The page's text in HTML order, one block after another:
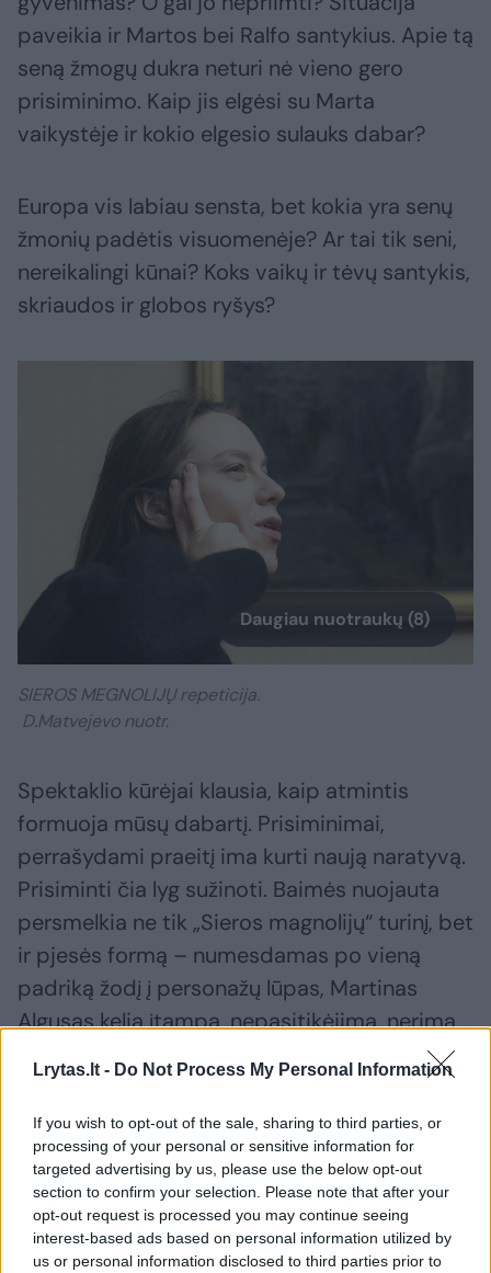
Lrytas.lt - Do Not Process My Personal Information
If you wish to opt-out of the sale, sharing to third parties, or
processing of your personal or sensitive information for
targeted advertising by us, please use the below opt-out
section to confirm your selection. Please note that after your
opt-out request is processed you may continue seeing
interest-based ads based on personal information utilized by
us or personal information disclosed to third parties prior to
paveikia ir Martos bei Ralfo santykius. Apie tą
seną žmogų dukra neturi nė vieno gero
prisiminimo. Kaip jis elgėsi su Marta
vaikystėje ir kokio elgesio sulauks dabar?
Europa vis labiau sensta, bet kokia yra senų
žmonių padėtis visuomenėje? Ar tai tik seni,
nereikalingi kūnai? Koks vaikų ir tėvų santykis,
skriaudos ir globos ryšys?
Daugiau nuotraukų (8)
SIEROS MEGNOLIJŲ repeticija.
D.Matvejevo nuotr.
Spektaklio kūrėjai klausia, kaip atmintis
formuoja mūsų dabartį. Prisiminimai,
perrašydami praeitį ima kurti naują naratyvą.
Prisiminti čia lyg sužinoti. Baimės nuojauta
persmelkia ne tik „Sieros magnolijų“ turinį, bet
ir pjesės formą – numesdamas po vieną
padriką žodį į personažų lūpas, Martinas
Algusas kelia įtampą, nepasitikėjimą, nerimą.
kuria Ona Juciūtė, muziką – Deimantys Balys,
vaizdo projekcijas – Aneta Bublytė.
Spektaklio premjera numatoma 2022 m.
sausio 13–15 dienomis „Gallery 1986“ erdvėje
(Kauno g. 32, Vilnius), vėliau spektaklis bus